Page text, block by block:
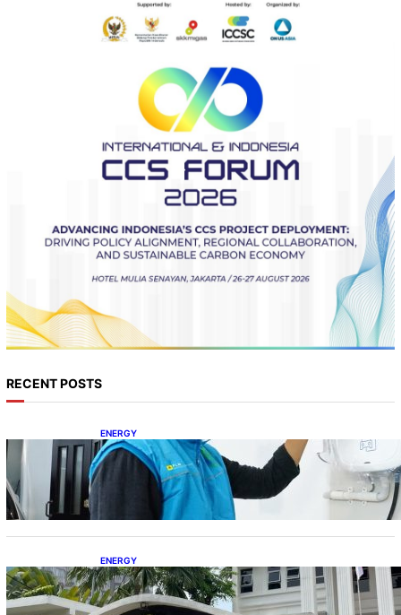
RECENT POSTS
ENERGY
Ada 21.865 Pelanggan Baru Gunakan Home
Charging Services PLN
ENERGY
Koalisi Bersihkan Indonesia Ajukan Banding
atas Putusan Gugatan RUPTL